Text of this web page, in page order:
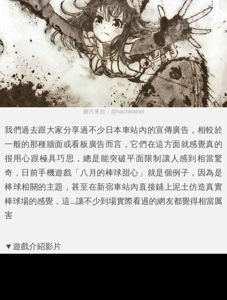
圖片來自：@hachinainet
我們過去跟大家分享過不少日本車站內的宣傳廣告，相較於
一般的那種牆面或看板廣告而言，它們在這方面就感覺真的
很用心跟極具巧思，總是能突破平面限制讓人感到相當驚
奇，日前手機遊戲「 八月的棒球甜心 」就是個例子，因為是
棒球相關的主題，甚至在新宿車站內直接鋪上泥土仿造真實
棒球場的感覺，這...讓不少到場實際看過的網友都覺得相當厲
害
▼遊戲介紹影片